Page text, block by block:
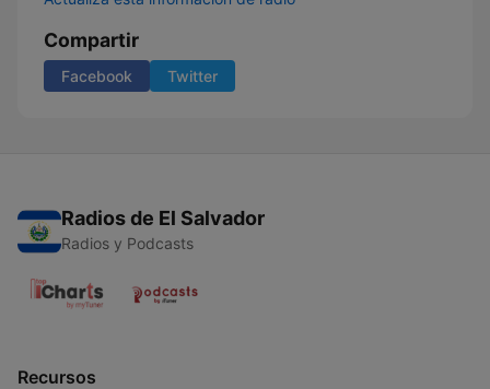
Compartir
Facebook Twitter
Radios de El Salvador
Radios y Podcasts
Recursos